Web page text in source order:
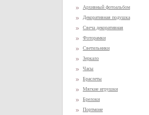
Архивный фотоальбом
Декоративная подушка
Свеча декоративная
Фоторамки
Светильники
Зеркало
Часы
Браслеты
Мягкие игрушки
Брелоки
Портмоне